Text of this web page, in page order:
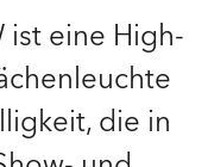
ist eine High-
die in